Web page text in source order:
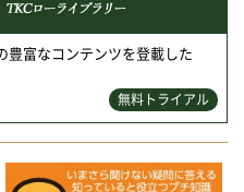
豊富なコンテンツを登載した
無料トライアル